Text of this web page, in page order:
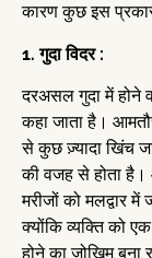
कारण कुछ इस
1. गुदा विदर :
दरअसल गुदा में होने
कहा जाता है।
से कुछ ज़्यादा खिंच
की वजह से होता है।
मरीजों को मलद्वार
क्योंकि व्यक्ति को
होने का जोखिम बना